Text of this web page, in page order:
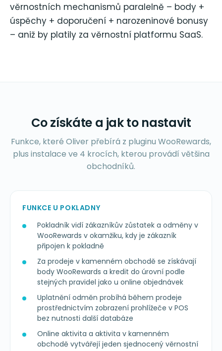
věrnostních mechanismů paralelně – body +
úspěchy + doporučení + narozeninové bonusy
– aniž by platily za věrnostní platformu SaaS.
Co získáte a jak to nastavit
Funkce, které Oliver přebírá z pluginu WooRewards,
plus instalace ve 4 krocích, kterou provádí většina
obchodníků.
FUNKCE U POKLADNY
Pokladník vidí zákazníkův zůstatek a odměny v
WooRewards v okamžiku, kdy je zákazník
připojen k pokladně
Za prodeje v kamenném obchodě se získávají
body WooRewards a kredit do úrovní podle
stejných pravidel jako u online objednávek
Uplatnění odměn probíhá během prodeje
prostřednictvím zobrazení prohlížeče v POS
bez nutnosti další databáze
Online aktivita a aktivita v kamenném
obchodě vytvářejí jeden sjednocený věrnostní